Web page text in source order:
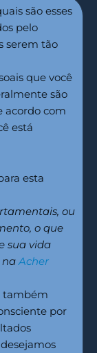
são esses
pelo
serem tão
que você
são
acordo com
está
ou
o que
sua vida
naAcher
também
por